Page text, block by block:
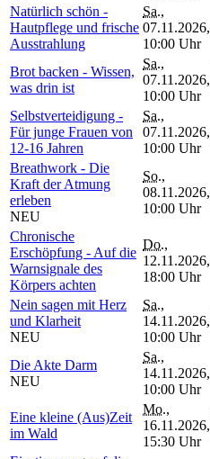
Natürlich schön -
Hautpflege und frische
Ausstrahlung
Sa.,
07.11.2026,
10:00 Uhr
Brot backen - Wissen,
was drin ist
Sa.,
07.11.2026,
10:00 Uhr
Selbstverteidigung -
Für junge Frauen von
12-16 Jahren
Sa.,
07.11.2026,
10:00 Uhr
Breathwork - Die
Kraft der Atmung
erleben
NEU
So.,
08.11.2026,
10:00 Uhr
Chronische
Erschöpfung - Auf die
Warnsignale des
Körpers achten
Do.,
12.11.2026,
18:00 Uhr
Nein sagen mit Herz
und Klarheit
NEU
Sa.,
14.11.2026,
10:00 Uhr
Die Akte Darm
NEU
Sa.,
14.11.2026,
10:00 Uhr
Eine kleine (Aus)Zeit
im Wald
Mo.,
16.11.2026,
15:30 Uhr